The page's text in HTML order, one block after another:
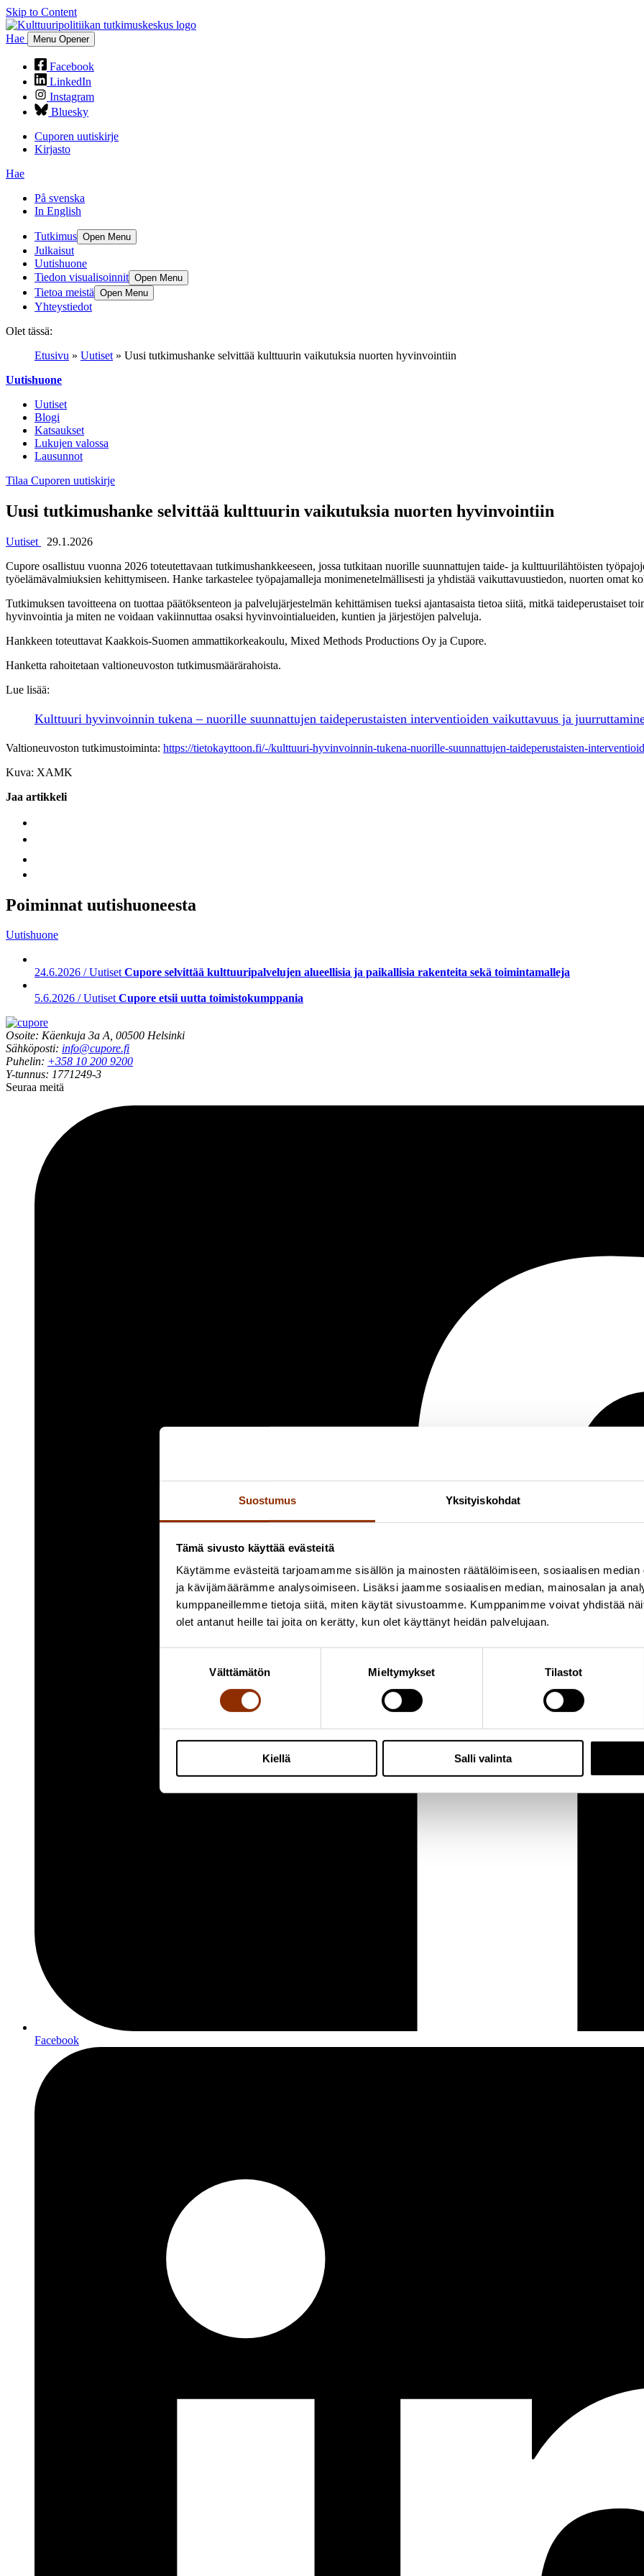
Suostumus Yksityiskohdat
Tämä sivusto käyttää evästeitä
Käytämme evästeitä tarjoamamme sisällön ja mainosten räätälöimiseen, sosiaalisen
ja kävijämäärämme analysoimiseen. Lisäksi jaamme sosiaalisen median, mainosalan ja
kumppaneillemme tietoja siitä, miten käytät sivustoamme. Kumppanimme voivat yhdistää
olet antanut heille tai joita on kerätty, kun olet käyttänyt heidän palvelujaan.
Välttämätön Mieltymykset Tilastot
Kiellä Salli valinta
Skip to Content
Hae Menu Opener
Facebook
LinkedIn
Instagram
Bluesky
Cuporen uutiskirje
Kirjasto
Hae
På svenska
In English
Tutkimus Open Menu
Julkaisut
Uutishuone
Tiedon visualisoinnit Open Menu
Tietoa meistä Open Menu
Yhteystiedot
Olet tässä:
Etusivu » Uutiset » Uusi tutkimushanke selvittää kulttuurin vaikutuksia nuorten hyvinvointiin
Uutishuone
Uutiset
Blogi
Katsaukset
Lukujen valossa
Lausunnot
Tilaa Cuporen uutiskirje
Uusi tutkimushanke selvittää kulttuurin vaikutuksia nuorten hyvinvointiin
Uutiset
29.1.2026
Cupore osallistuu vuonna 2026 toteutettavaan tutkimushankkeeseen, jossa tutkitaan nuorille suunnattujen taide- ja kulttuurilähtöisten
työelämävalmiuksien kehittymiseen. Hanke tarkastelee työpajamalleja monimenetelmällisesti ja yhdistää vaikuttavuustiedon, nuorten omat
Tutkimuksen tavoitteena on tuottaa päätöksenteon ja palvelujärjestelmän kehittämisen tueksi ajantasaista tietoa siitä, mitkä taideperustaiset
hyvinvointia ja miten ne voidaan vakiinnuttaa osaksi hyvinvointialueiden, kuntien ja järjestöjen palveluja.
Hankkeen toteuttavat Kaakkois-Suomen ammattikorkeakoulu, Mixed Methods Productions Oy ja Cupore.
Hanketta rahoitetaan valtioneuvoston tutkimusmäärärahoista.
Lue lisää:
Kulttuuri hyvinvoinnin tukena – nuorille suunnattujen taideperustaisten interventioiden vaikuttavuus ja
Valtioneuvoston tutkimustoiminta: https://tietokayttoon.fi/-/kulttuuri-hyvinvoinnin-tukena-nuorille-suunnattujen-taideperustaisten-
Kuva: XAMK
Jaa artikkeli
Poiminnat uutishuoneesta
Uutishuone
24.6.2026 / UutisetCupore selvittää kulttuuripalvelujen alueellisia ja paikallisia rakenteita sekä toimintamalleja
5.6.2026 / UutisetCupore etsii uutta toimistokumppania
Osoite: Käenkuja 3a A, 00500 Helsinki
Sähköposti: info@cupore.fi
Puhelin: +358 10 200 9200
Y-tunnus: 1771249-3
Seuraa meitä
Facebook